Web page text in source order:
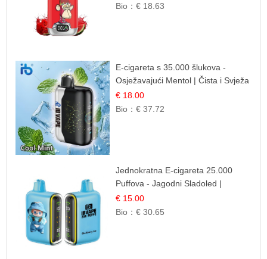
Bio：€ 18.63
E-cigareta s 35.000 šlukova -
Osježavajući Mentol | Čista i Svježa
Okus
€ 18.00
Bio：€ 37.72
Jednokratna E-cigareta 25.000
Puffova - Jagodni Sladoled |
Kremasta Slatka Okus
€ 15.00
Bio：€ 30.65